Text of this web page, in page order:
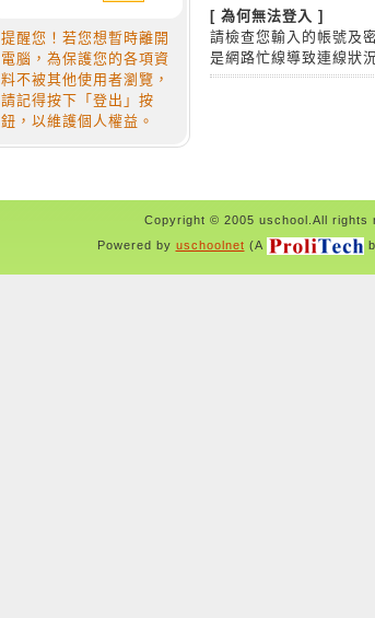
提醒您！若您想暫時離開
電腦，為保護您的各項資
料不被其他使用者瀏覽，
請記得按下「登出」按
鈕，以維護個人權益。
[ 為何無法登入 ]
請檢查您輸入的帳號及
是網路忙線導致連線狀
Copyright © 2005 uschool.All rights
Powered by uschoolnet (A